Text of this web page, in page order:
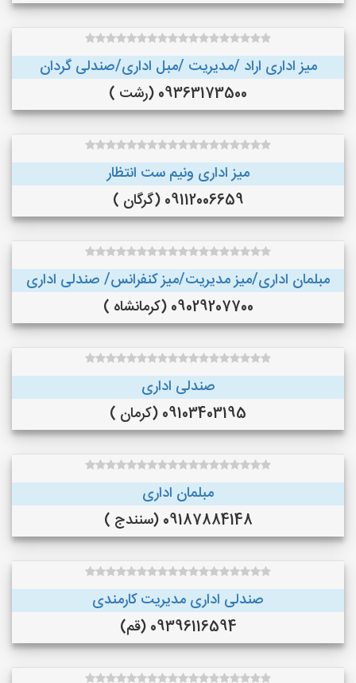
میز اداری اراد /مدیریت /مبل اداری/صندلی گردان
09363173500 (رشت )
میز اداری ونیم ست انتظار
09112006659 (گرگان )
مبلمان اداری/میز مدیریت/میز کنفرانس/ صندلی اداری
09029207700 (کرمانشاه )
صندلی اداری
09103403195 (کرمان )
مبلمان اداری
09187884148 (سنندج )
صندلی اداری مدیریت کارمندی
09396116594 (قم)